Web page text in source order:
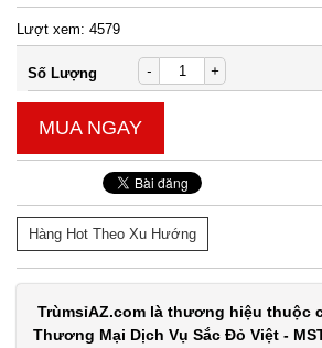
Lượt xem: 4579
Số Lượng - +
MUA NGAY
Hàng Hot Theo Xu Hướng
TrùmsỉAZ.com là thương hiệu thuộc
Thương Mại Dịch Vụ Sắc Đỏ Việt -